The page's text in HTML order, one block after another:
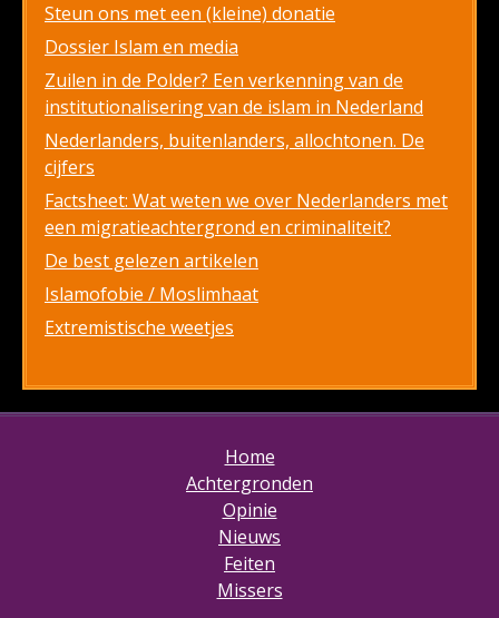
Steun ons met een (kleine) donatie
Dossier Islam en media
Zuilen in de Polder? Een verkenning van de
institutionalisering van de islam in Nederland
Nederlanders, buitenlanders, allochtonen. De
cijfers
Factsheet: Wat weten we over Nederlanders met
een migratieachtergrond en criminaliteit?
De best gelezen artikelen
Islamofobie / Moslimhaat
Extremistische weetjes
Home
Achtergronden
Opinie
Nieuws
Feiten
Missers